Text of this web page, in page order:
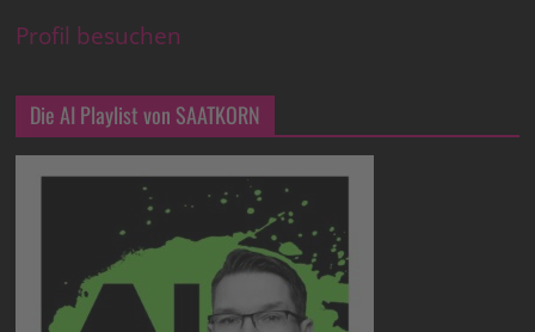
Profil besuchen
Die AI Playlist von SAATKORN